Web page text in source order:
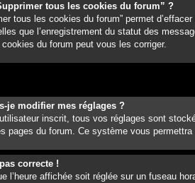
tous les cookies du forum” ?
tous les cookies du forum” permet
que l’enregistrement du statut des
du forum peut vous les corriger.
je modifier mes réglages ?
inscrit, tous vos réglages sont
pages du forum. Ce système vous
correcte !
l’heure affichée soit réglée sur un fuseau